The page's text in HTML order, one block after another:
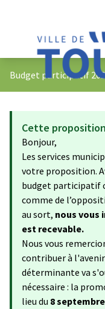
Budget participatif
Cette
Bonjour,
Les services
votre proposition.
budget participatif
comme de
au sort, nous vous
est recevable.
Nous vous
contribuer à
déterminante va
nécessaire : la
lieu du 8